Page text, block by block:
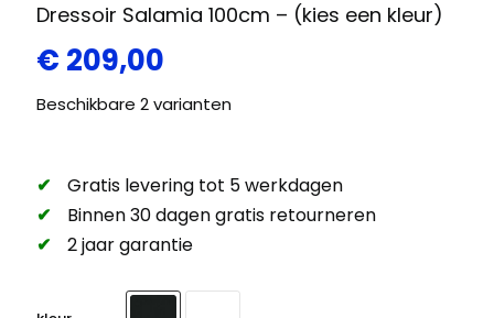
Dressoir Salamia 100cm – (kies een kleur)
€ 209,00
Beschikbare 2 varianten
Gratis levering tot 5 werkdagen
Binnen 30 dagen gratis retourneren
2 jaar garantie